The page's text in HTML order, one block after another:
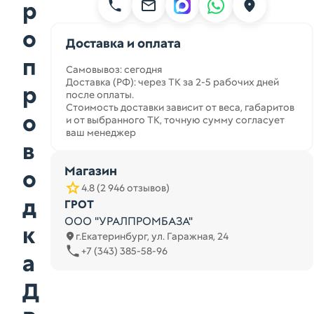
р
о
п
р
о
в
о
д
к
а
Д
Доставка и оплата
Самовывоз: сегодня
Доставка (РФ): через ТК за 2-5 рабочих дней
после оплаты.
Стоимость доставки зависит от веса, габаритов
и от выбранного ТК, точную сумму согласует
ваш менеджер
Магазин
4.8 (2 946 отзывов)
ГРОТ
ООО "УРАЛПРОМБАЗА"
г.Екатеринбург, ул. Гаражная, 24
+7 (343) 385-58-96